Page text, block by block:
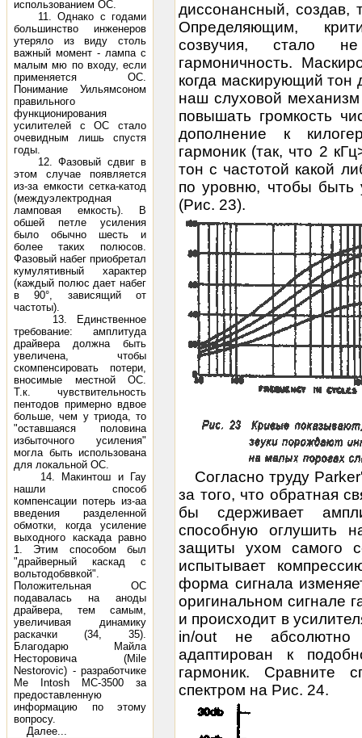
использованием ОС.
11. Однако с годами
большинство инженеров
утеряло из виду столь
важный момент - лампа с
малым мю по входу, если
применяется ОС.
Понимание Уильямсоном
правильного
функционирования
усилителей с ОС стало
очевидным лишь спустя
годы.
12. Фазовый сдвиг в
этом случае появляется
из-за емкости сетка-катод
(междуэлектродная
ламповая емкость). В
обшей петле усиления
было обычно шесть и
более таких полюсов.
Фазовый набег приобретал
кумулятивный характер
(каждый полюс дает набег
в 90°, зависящий от
частоты).
13. Единственное
требование: амплитуда
драйвера должна быть
увеличена, чтобы
скомпенсировать потери,
вносимые местной ОС.
Т.к. чувствительность
пентодов примерно вдвое
больше, чем у триода, то
"оставшаяся половина
избыточного усиления"
могла быть использована
для локальной ОС.
14. Макинтош и Гау
нашли способ
компенсации потерь из-аа
введения разделенной
обмотки, когда усиление
выходного каскада равно
1. Этим способом был
"драйверный каскад с
вольтодобввкой".
Положительная ОС
подавалась на аноды
драйвера, тем самым,
увеличивая динамику
раскачки (34, 35).
Благодарю Майла
Несторовича (Mile
Nestorovic) - разработчике
Me Intosh МС-3500 за
предоставленную
информацию по этому
вопросу.
Далее...
диссонансный, создав,
Определяющим,
созвучия, стало
гармоничность.
когда маскирующий тон
наш слуховой
повышать громкость
дополнение к
гармоник (так, что 2
тон с частотой какой
по уровню, чтобы
(Рис. 23).
Согласно труду
за того, что обратная
бы сдерживает
способную оглушить
защиты ухом самого
испытывает
форма сигнала
оригинальном сигнале
и происходит в
in/out не
адаптирован к
гармоник. Сравните
спектром на Рис. 24.